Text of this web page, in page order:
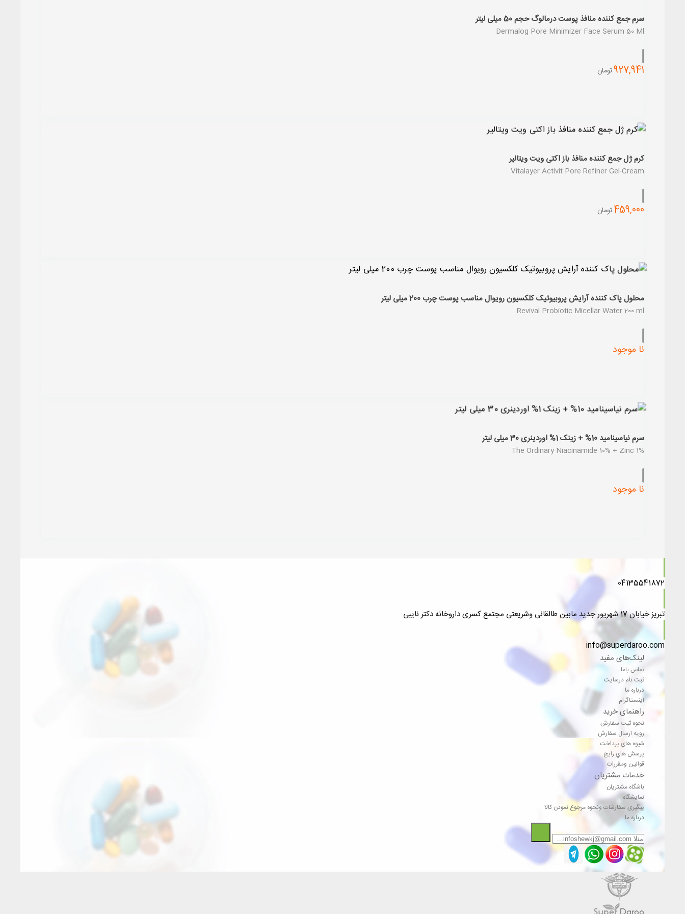
سرم جمع کننده منافذ پوست درمالوگ حجم 50 میلی لیتر
Dermalog Pore Minimizer Face Serum 50 Ml
927,941تومان
کرم ژل جمع کننده منافذ باز اکتی ویت ویتالیر
Vitalayer Activit Pore Refiner Gel-Cream
459,000تومان
محلول پاک کننده آرایش پروبیوتیک کلکسیون رویوال مناسب پوست چرب 200 میلی لیتر
Revival Probiotic Micellar Water 200 ml
نا موجود
سرم نیاسینامید 10% + زینک 1% اوردینری 30 میلی لیتر
The Ordinary Niacinamide 10% + Zinc 1%
نا موجود
04135541872
تبریز خیابان 17 شهریور جدید مابین طالقانی وشریعتی مجتمع کسری داروخانه دکتر نایبی
info@superdaroo.com
لینک‌های مفید
تماس باما
ثبت نام درسایت
درباره ما
اینستاگرام
راهنمای خرید
نحوه ثبت سفارش
رویه ارسال سفارش
شیوه های پرداخت
پرسش هاي رايج
قوانین ومقررات
خدمات مشتریان
باشگاه مشتریان
نمایشگاه
پیگیری سفارشات ونحوه مرجوع نمودن کالا
درباره ما